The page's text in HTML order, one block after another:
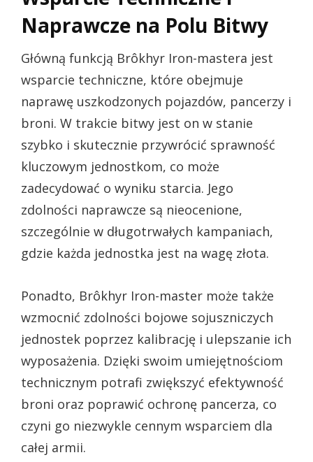
Naprawcze na Polu Bitwy
Główną funkcją Brôkhyr Iron-mastera jest
wsparcie techniczne, które obejmuje
naprawę uszkodzonych pojazdów, pancerzy i
broni. W trakcie bitwy jest on w stanie
szybko i skutecznie przywrócić sprawność
kluczowym jednostkom, co może
zadecydować o wyniku starcia. Jego
zdolności naprawcze są nieocenione,
szczególnie w długotrwałych kampaniach,
gdzie każda jednostka jest na wagę złota.
Ponadto, Brôkhyr Iron-master może także
wzmocnić zdolności bojowe sojuszniczych
jednostek poprzez kalibrację i ulepszanie ich
wyposażenia. Dzięki swoim umiejętnościom
technicznym potrafi zwiększyć efektywność
broni oraz poprawić ochronę pancerza, co
czyni go niezwykle cennym wsparciem dla
całej armii.